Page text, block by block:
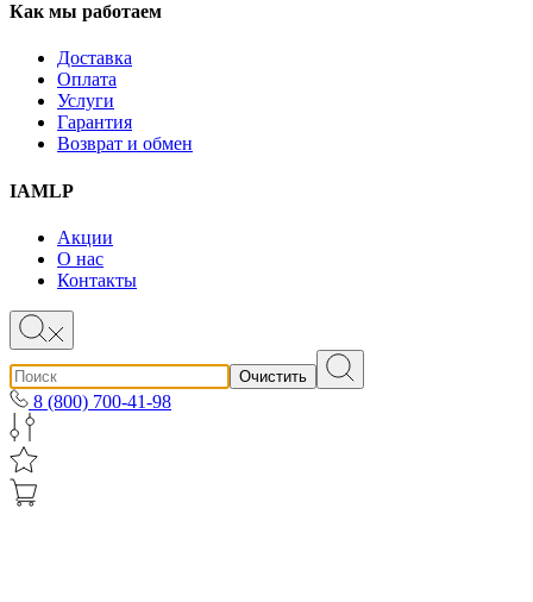
Как мы работаем
Доставка
Оплата
Услуги
Гарантия
Возврат и обмен
IAMLP
Акции
О нас
Контакты
Очистить
8 (800) 700-41-98